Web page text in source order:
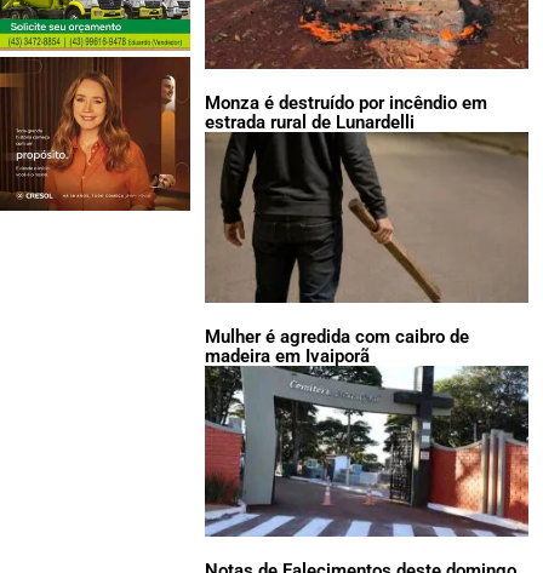
Monza é destruído por incêndio em
estrada rural de Lunardelli
Mulher é agredida com caibro de
madeira em Ivaiporã